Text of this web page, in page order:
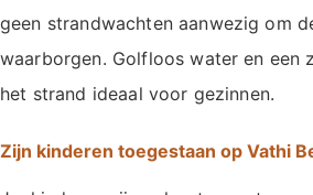
geen strandwachten aanwezig om
waarborgen. Golfloos water en een
het strand ideaal voor gezinnen.
Zijn kinderen toegestaan op Vathi